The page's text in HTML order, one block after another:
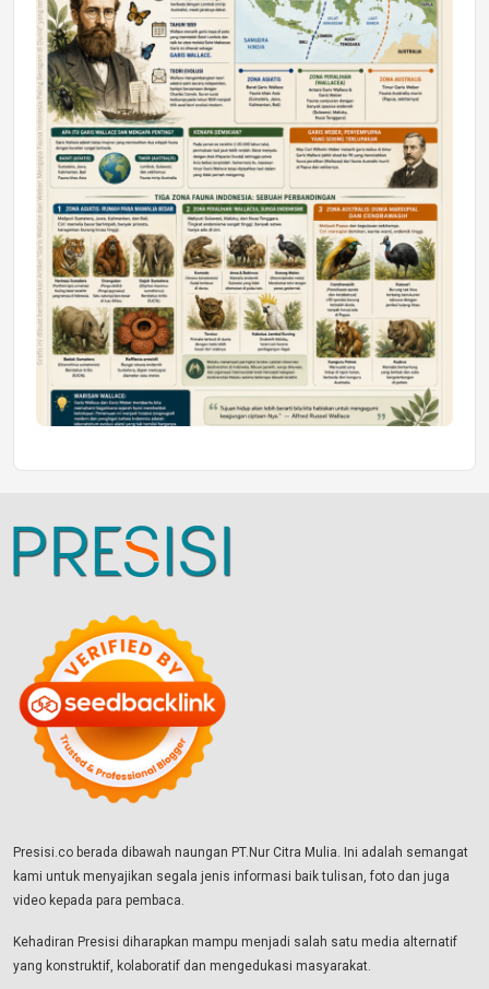
Mahasiswa Samarinda dalam Astra
Honda SDGs Future Leaders 2026
Jumat, 10 Jul 2026 19:01
Presisi.co berada dibawah naungan PT.Nur Citra Mulia. Ini adalah semangat
kami untuk menyajikan segala jenis informasi baik tulisan, foto dan juga
video kepada para pembaca.
Kehadiran Presisi diharapkan mampu menjadi salah satu media alternatif
yang konstruktif, kolaboratif dan mengedukasi masyarakat.